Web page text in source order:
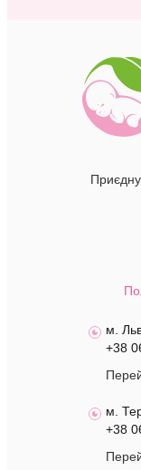
м.
+38
м.
+38